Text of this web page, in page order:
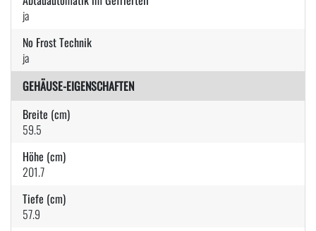
ja
No Frost Technik
ja
GEHÄUSE-EIGENSCHAFTEN
Breite (cm)
59.5
Höhe (cm)
201.7
Tiefe (cm)
57.9